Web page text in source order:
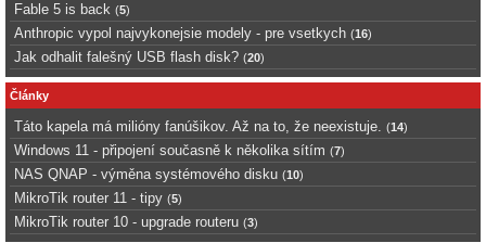
Fable 5 is back (5)
Anthropic vypol najvykonejsie modely - pre vsetkych (16)
Jak odhalit falešný USB flash disk? (20)
Články
Táto kapela má milióny fanúšikov. Až na to, že neexistuje. (14)
Windows 11 - připojení současně k několika sítím (7)
NAS QNAP - výměna systémového disku (10)
MikroTik router 11 - tipy (5)
MikroTik router 10 - upgrade routeru (3)